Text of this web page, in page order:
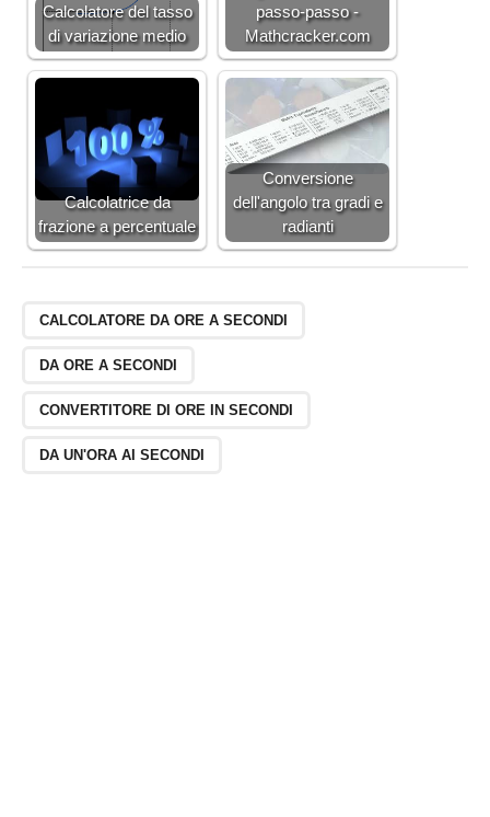
Calcolatore del tasso
di variazione medio
passo-passo -
Mathcracker.com
Calcolatrice da
frazione a percentuale
Conversione
dell'angolo tra gradi e
radianti
CALCOLATORE DA ORE A SECONDI
DA ORE A SECONDI
CONVERTITORE DI ORE IN SECONDI
DA UN'ORA AI SECONDI